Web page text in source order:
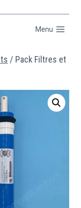
Menu
/ Pack Filtres et